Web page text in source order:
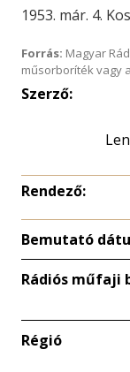
1953. már. 4.
Forrás: Magyar
műsorboríték vagy
Szerző:
Rendező:
Bemutató
Rádiós műfaji
Régió